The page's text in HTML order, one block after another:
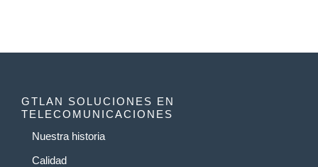
GTLAN SOLUCIONES EN
TELECOMUNICACIONES
Nuestra historia
Calidad